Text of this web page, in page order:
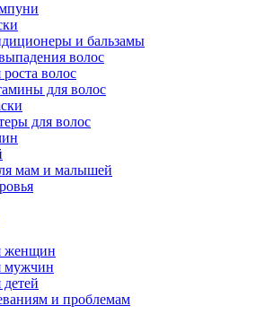
и бальзамы
волос
роста волос
для волос
для волос
мам и малышей
женщин
мужчин
детей
и проблемам